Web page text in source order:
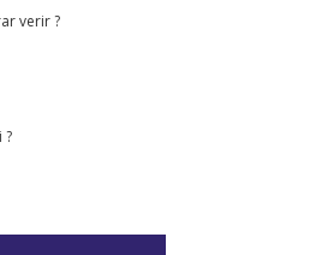
verir ?
?